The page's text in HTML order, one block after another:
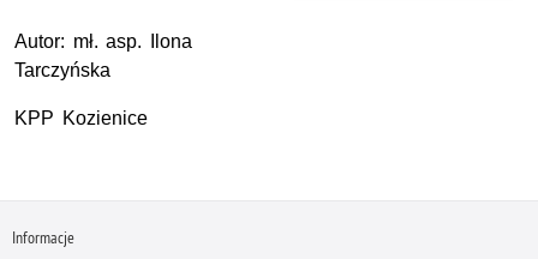
Autor: mł. asp. Ilona
Tarczyńska
KPP Kozienice
Informacje